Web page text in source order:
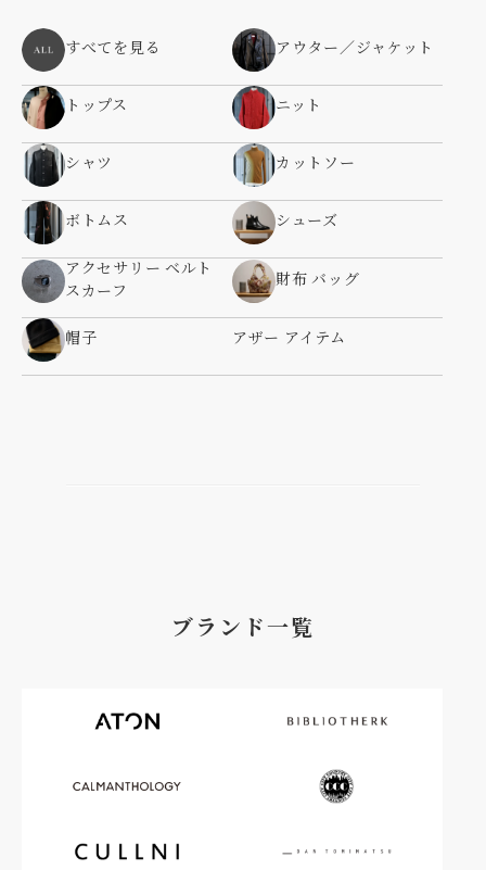
すべてを見る アウター／ジャケット
トップス ニット
シャツ カットソー
ボトムス シューズ
アクセサリー ベルト
スカーフ
財布 バッグ
帽子 アザー アイテム
ブランド一覧